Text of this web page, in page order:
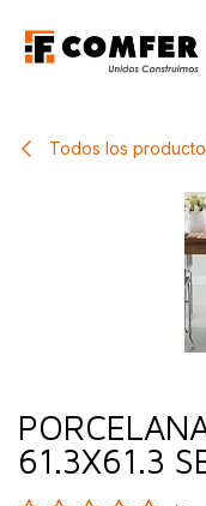
Todos los
61.3X61.3